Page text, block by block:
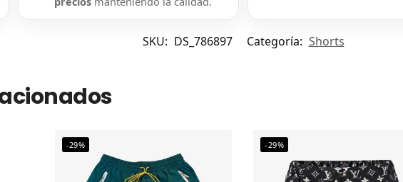
SKU: DS_786897 Categoría: Shorts
-29% -29%